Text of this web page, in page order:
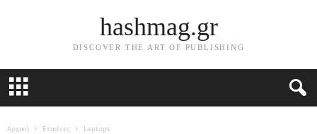
hashmag.gr
DISCOVER THE ART OF PUBLISHING
Αρχική Ετικέτες Laptops